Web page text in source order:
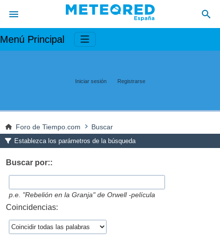
Menú Principal
Iniciar sesión Registrarse
Foro de Tiempo.com Buscar
Establezca los parámetros de la búsqueda
Buscar por::
p.e. "Rebelión en la Granja" de Orwell -película
Coincidencias: